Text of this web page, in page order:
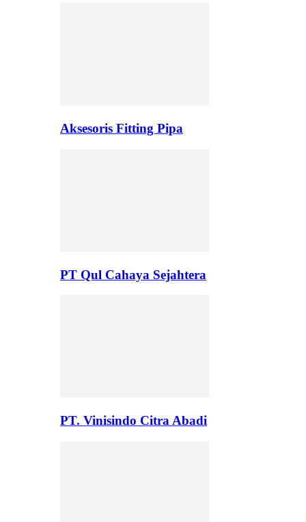
Aksesoris Fitting Pipa
PT Qul Cahaya Sejahtera
PT. Vinisindo Citra Abadi